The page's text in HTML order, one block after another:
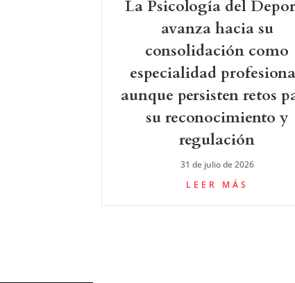
La Psicología del
avanza hacia su
consolidación como
especialidad
aunque persisten retos
su reconocimiento y
regulación
31 de julio de 2026
LEER MÁS